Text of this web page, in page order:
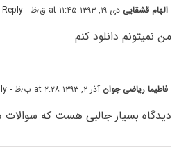
الهام قشقایی دی ۱۹, ۱۳۹۳ at ۱۱:۴۵ ق٫ظ - Reply
من نمیتونم دانلود کنم
فاطیما ریاضی جوان آذر ۲, ۱۳۹۳ at ۲:۲۸ ب٫ظ - Reply
دیدگاه بسیار جالبی هست که سوالات